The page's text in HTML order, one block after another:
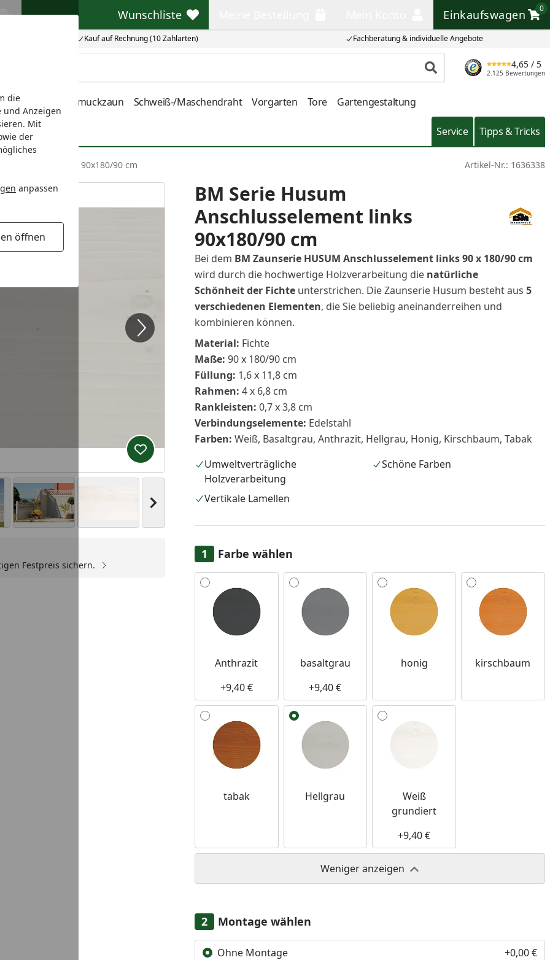
die
und Anzeigen
Mit
der
anpassen
öffnen
Kauf auf Rechnung (10 Zahlarten) Fachberatung & individuelle Angebote
Wunschliste
Wunschliste Einkaufswagen
0
Einkaufswagen
Produkt suchen
4,65 / 5
2.125 Bewertungen
Schmuckzaun Schweiß-/Maschendraht Vorgarten Tore Gartengestaltung
Service Tipps & Tricks
links 90x180/90 cm Artikel-Nr.: 1636338
Nächstes Bild anzeigen
Produkt zur Wunschliste hinzufügen
Festpreis sichern.
BM Serie Husum
Anschlusselement links
90x180/90 cm
Bei dem BM Zaunserie HUSUM Anschlusselement links 90 x 180/90 cm
wird durch die hochwertige Holzverarbeitung die natürliche
Schönheitder Fichteunterstrichen. Die Zaunserie Husum besteht aus 5
verschiedenen Elementen, die Sie beliebig aneinanderreihen und
kombinieren können.
Material: Fichte
Maße: 90 x 180/90 cm
Füllung: 1,6 x 11,8 cm
Rahmen: 4 x 6,8 cm
Rankleisten: 0,7 x 3,8 cm
Verbindungselemente: Edelstahl
Farben: Weiß, Basaltgrau, Anthrazit, Hellgrau, Honig, Kirschbaum, Tabak
Umweltverträgliche
Holzverarbeitung
Schöne Farben
Vertikale Lamellen
Farbe wählen
Alle anzeigen (7)
Anthrazit
+9,40 €
basaltgrau
+9,40 €
honig kirschbaum
tabak Hellgrau
Weiß
grundiert
+9,40 €
Weniger anzeigen
Montage wählen
Ohne Montage +0,00 €